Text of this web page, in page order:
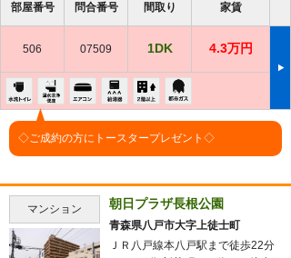
部屋番号 問合番号 間取り 家賃
506 07509 1DK 4.3万円
◇ご成約の方にトースタープレゼント◇
マンション 朝日プラザ長根公園
青森県八戸市大字上徒士町
ＪＲ八戸線本八戸駅まで徒歩22分